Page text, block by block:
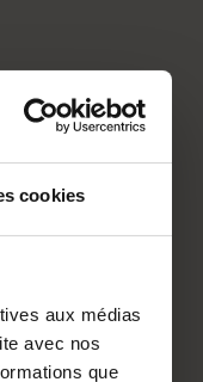
cookies
aux médias
avec nos
que